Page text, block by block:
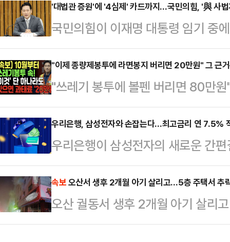
에 구금된 60여명을 전세기를 통해
의 신속한 대응"이라는 평가가 나
한다. 인터폴 적색수배자가 포함된
은 이뤄지지 않았다는 주장이다. '
에 정부 책임론 공방은 거세지는
금된 한국인 64명이…
'대법관 증원'에 '4심제' 카드까지…국민의힘, '與 사
국민의힘이 이재명 대통령 임기 중
자로 한 더불어민주당의 사법개혁
안'이라고 규정하며 맹폭을 퍼붓고
이 대통령이 최대 22명에 달하는
대통령의 노후사법보험기관'으로
당내에선 민주당이 이를 완성하기
하는 것은 물론이고, 사실상 '4심제'
도부가 직접 추진하겠…
"이제 종량제봉투에 라면봉지 버리면 20만원" 그 근
"쓰레기 봉투에 볼펜 버리면 80만
만원 과태료"최근 유튜브를 중심으
가짜 뉴스가 확산하고 있다.20일
부 유튜브 영상에 대해 "사실이 아
된 것으로 보이는 한 유튜브 영상
원'이라는 인물이 나와 '라면·과자
용기를 제대로 세척하지 않고 버려
부…
우리은행, 삼성전자와 손잡는다…최고금리 연 7.5%
우리은행이 삼성전자의 새로운 간
금융서비스 운영 사업자로 단독 선
계좌를 연결하거나 충전을 통해 실
편하게 결제할 수 있고, 결제 시마
사용할 수 있는 간편결제 서비스다.
속보오산서 생후 2개월 아기 살리고…5층 주택서 추
오산 궐동서 생후 2개월 아기 살리
만에 끝내 숨져